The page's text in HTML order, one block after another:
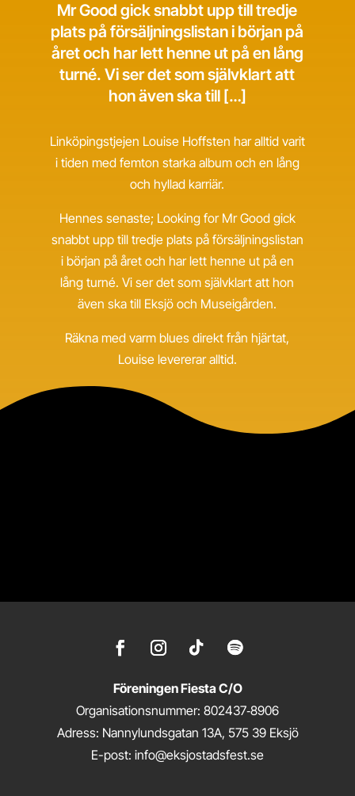
Mr Good gick snabbt upp till tredje
plats på försäljningslistan i början på
året och har lett henne ut på en lång
turné. Vi ser det som självklart att
hon även ska till […]
Linköpingstjejen Louise Hoffsten har alltid varit
i tiden med femton starka album och en lång
och hyllad karriär.
Hennes senaste; Looking for Mr Good gick
snabbt upp till tredje plats på försäljningslistan
i början på året och har lett henne ut på en
lång turné. Vi ser det som självklart att hon
även ska till Eksjö och Museigården.
Räkna med varm blues direkt från hjärtat,
Louise levererar alltid.
Föreningen Fiesta C/O
Organisationsnummer: 802437‑8906
Adress: Nannylundsgatan 13A, 575 39 Eksjö
E-post: info@eksjostadsfest.se